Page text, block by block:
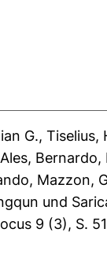
G.,Tiselius,
,
, Mazzon,
und
9 (3), S.